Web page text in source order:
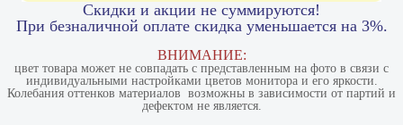
Скидки и акции не суммируются!
При безналичной оплате скидка уменьшается на 3%.
ВНИМАНИЕ:
цвет товара может не совпадать с представленным на фото в связи с
индивидуальными настройками цветов монитора и его яркости.
Колебания оттенков материалов​ ​ возможны в зависимости от партий и
дефектом не является.